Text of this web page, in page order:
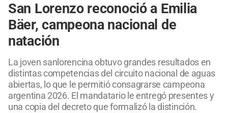
San Lorenzo reconoció a Emilia
Bäer, campeona nacional de
natación
La joven sanlorencina obtuvo grandes resultados en
distintas competencias del circuito nacional de aguas
abiertas, lo que le permitió consagrarse campeona
argentina 2026. El mandatario le entregó presentes y
una copia del decreto que formalizó la distinción.